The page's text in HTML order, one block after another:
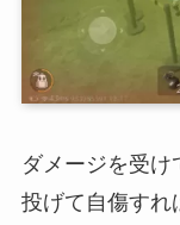
ダメージを受け
投げて自傷すれ